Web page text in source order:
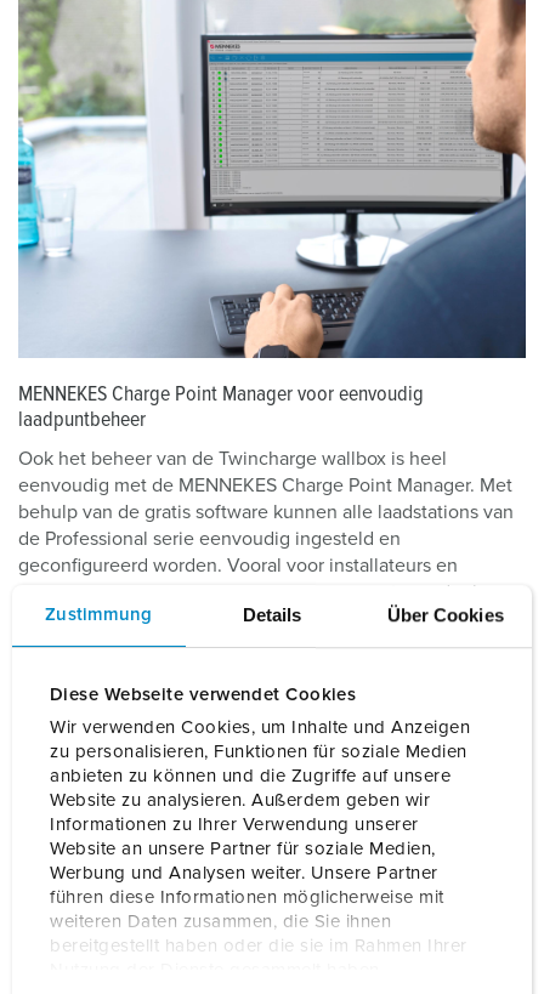
Zustimmung Details Über Cookies
Diese Webseite verwendet Cookies
Wir verwenden Cookies, um Inhalte und Anzeigen
zu personalisieren, Funktionen für soziale Medien
anbieten zu können und die Zugriffe auf unsere
Website zu analysieren. Außerdem geben wir
Informationen zu Ihrer Verwendung unserer
Website an unsere Partner für soziale Medien,
Werbung und Analysen weiter. Unsere Partner
führen diese Informationen möglicherweise mit
weiteren Daten zusammen, die Sie ihnen
bereitgestellt haben oder die sie im Rahmen Ihrer
MENNEKES Charge Point Manager voor eenvoudig
laadpuntbeheer
Ook het beheer van de Twincharge wallbox is heel
eenvoudig met de MENNEKES Charge Point Manager. Met
behulp van de gratis software kunnen alle laadstations van
de Professional serie eenvoudig ingesteld en
geconfigureerd worden. Vooral voor installateurs en
exploitanten van laadpleinen is dit een groot voordeel,
want de efficiënte gelijktijdige toegang tot alle apparaten in
het netwerk is praktisch en bespaart kostbare tijd.
Alle beveiligingen zijn al geïntegreerd in het apparaat
Naast eenvoudige installatie en beheer is er ook aan alles
gedacht met het oog op een veilig laadproces. Met onze
AMTRON® Twincharge wallbox zijn aardlekschakelaars,
installatie automaten en DC-foutstroombewaking direct in
het apparaat geïntegreerd als effectieve beveiligingen.